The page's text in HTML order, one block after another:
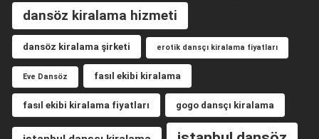
dansöz kiralama hizmeti
dansöz kiralama şirketi erotik dansçı kiralama fiyatları
Eve Dansöz fasıl ekibi kiralama
fasıl ekibi kiralama fiyatları gogo dansçı kiralama